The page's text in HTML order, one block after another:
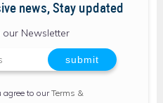
news, Stay updated
Newsletter
agree to ourTerms &